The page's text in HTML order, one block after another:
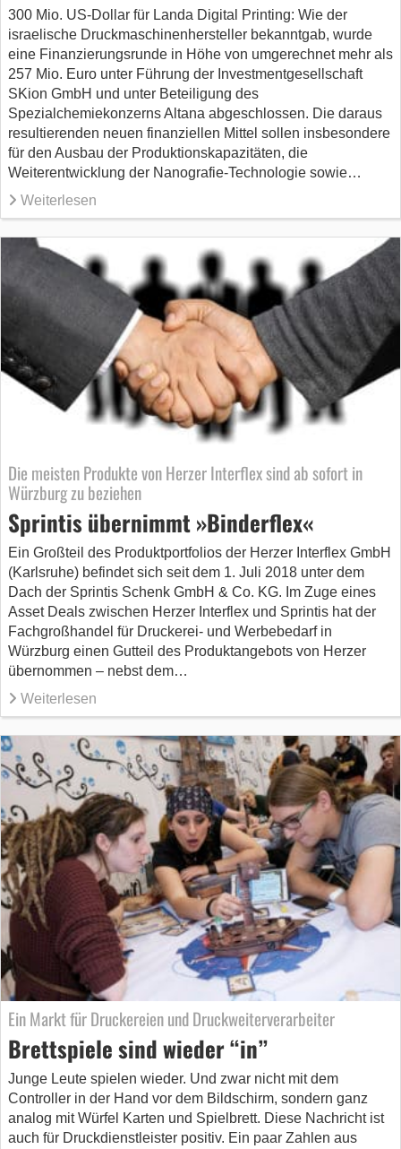
300 Mio. US-Dollar für Landa Digital Printing: Wie der
israelische Druckmaschinenhersteller bekanntgab, wurde
eine Finanzierungsrunde in Höhe von umgerechnet mehr als
257 Mio. Euro unter Führung der Investmentgesellschaft
SKion GmbH und unter Beteiligung des
Spezialchemiekonzerns Altana abgeschlossen. Die daraus
resultierenden neuen finanziellen Mittel sollen insbesondere
für den Ausbau der Produktionskapazitäten, die
Weiterentwicklung der Nanografie-Technologie sowie…
Weiterlesen
Die meisten Produkte von Herzer Interflex sind ab sofort in
Würzburg zu beziehen
Sprintis übernimmt »Binderflex«
Ein Großteil des Produktportfolios der Herzer Interflex GmbH
(Karlsruhe) befindet sich seit dem 1. Juli 2018 unter dem
Dach der Sprintis Schenk GmbH & Co. KG. Im Zuge eines
Asset Deals zwischen Herzer Interflex und Sprintis hat der
Fachgroßhandel für Druckerei- und Werbebedarf in
Würzburg einen Gut­teil des Produktangebots von Herzer
übernommen – nebst dem…
Weiterlesen
Ein Markt für Druckereien und Druckweiterverarbeiter
Brettspiele sind wieder “in”
Junge Leute spielen wieder. Und zwar nicht mit dem
Controller in der Hand vor dem Bildschirm, sondern ganz
analog mit Würfel Karten und Spielbrett. Diese Nachricht ist
auch für Druckdienstleister positiv. Ein paar Zahlen aus